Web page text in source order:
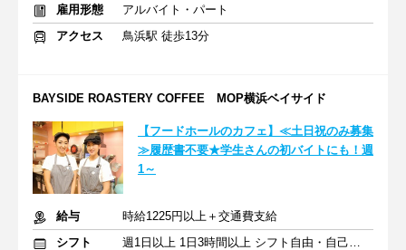
雇用形態
アルバイト・パート
アクセス
鳥浜駅 徒歩13分
BAYSIDE ROASTERY COFFEE MOP横浜ベイサイド
【フードホールのカフェ】≪土日祝のみ募集
≫履歴書不要★学生さんの初バイトにも！週
1～
給与
時給1225円以上＋交通費支給
シフト
週1日以上 1日3時間以上 シフト自由・自己申告